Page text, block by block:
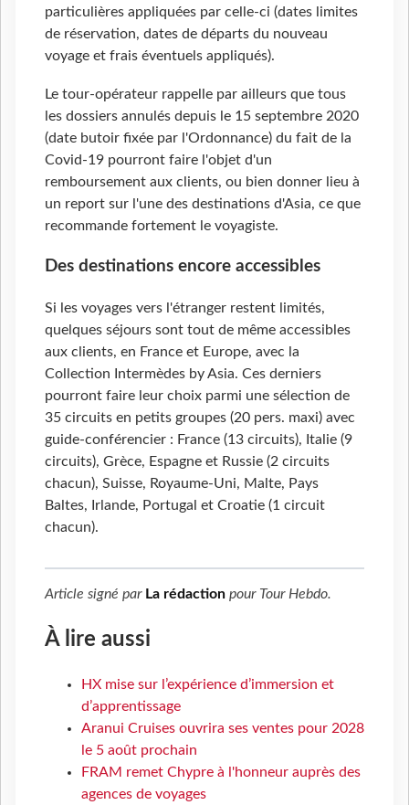
particulières appliquées par celle-ci (dates limites
de réservation, dates de départs du nouveau
voyage et frais éventuels appliqués).
Le tour-opérateur rappelle par ailleurs que tous
les dossiers annulés depuis le 15 septembre 2020
(date butoir fixée par l'Ordonnance) du fait de la
Covid-19 pourront faire l'objet d'un
remboursement aux clients, ou bien donner lieu à
un report sur l'une des destinations d'Asia, ce que
recommande fortement le voyagiste.
Des destinations encore accessibles
Si les voyages vers l'étranger restent limités,
quelques séjours sont tout de même accessibles
aux clients, en France et Europe, avec la
Collection Intermèdes by Asia. Ces derniers
pourront faire leur choix parmi une sélection de
35 circuits en petits groupes (20 pers. maxi) avec
guide-conférencier : France (13 circuits), Italie (9
circuits), Grèce, Espagne et Russie (2 circuits
chacun), Suisse, Royaume-Uni, Malte, Pays
Baltes, Irlande, Portugal et Croatie (1 circuit
chacun).
Article signé par La rédaction pour Tour Hebdo.
À lire aussi
HX mise sur l’expérience d’immersion et
d’apprentissage
Aranui Cruises ouvrira ses ventes pour 2028
le 5 août prochain
FRAM remet Chypre à l'honneur auprès des
agences de voyages